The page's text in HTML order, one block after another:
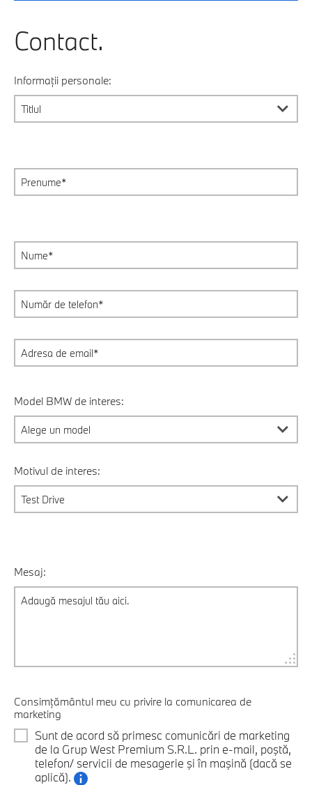
Contact.
Informații personale:
Model BMW de interes:
Motivul de interes:
Mesaj:
Consimțământul meu cu privire la comunicarea de
marketing
Sunt de acord să primesc comunicări de marketing
de la Grup West Premium S.R.L. prin e-mail, poştă,
telefon/ servicii de mesagerie şi în maşină (dacă se
aplică).